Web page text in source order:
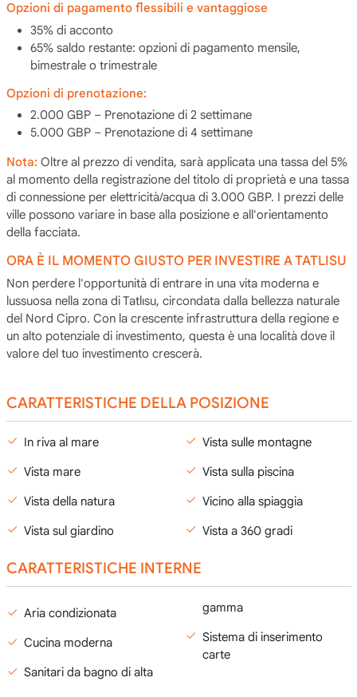
Opzioni di pagamento flessibili e vantaggiose
35% di acconto
65% saldo restante: opzioni di pagamento mensile,
bimestrale o trimestrale
Opzioni di prenotazione:
2.000 GBP – Prenotazione di 2 settimane
5.000 GBP – Prenotazione di 4 settimane
Nota: Oltre al prezzo di vendita, sarà applicata una tassa del 5%
al momento della registrazione del titolo di proprietà e una tassa
di connessione per elettricità/acqua di 3.000 GBP. I prezzi delle
ville possono variare in base alla posizione e all'orientamento
della facciata.
ORA È IL MOMENTO GIUSTO PER INVESTIRE A TATLISU
Non perdere l'opportunità di entrare in una vita moderna e
lussuosa nella zona di Tatlısu, circondata dalla bellezza naturale
del Nord Cipro. Con la crescente infrastruttura della regione e
un alto potenziale di investimento, questa è una località dove il
valore del tuo investimento crescerà.
CARATTERISTICHE DELLA POSIZIONE
In riva al mare
Vista mare
Vista della natura
Vista sul giardino
Vista sulle montagne
Vista sulla piscina
Vicino alla spiaggia
Vista a 360 gradi
CARATTERISTICHE INTERNE
Aria condizionata
Cucina moderna
Sanitari da bagno di alta
gamma
Sistema di inserimento
carte